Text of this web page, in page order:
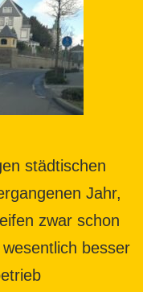
städtischen
Jahr,
zwar schon
besser